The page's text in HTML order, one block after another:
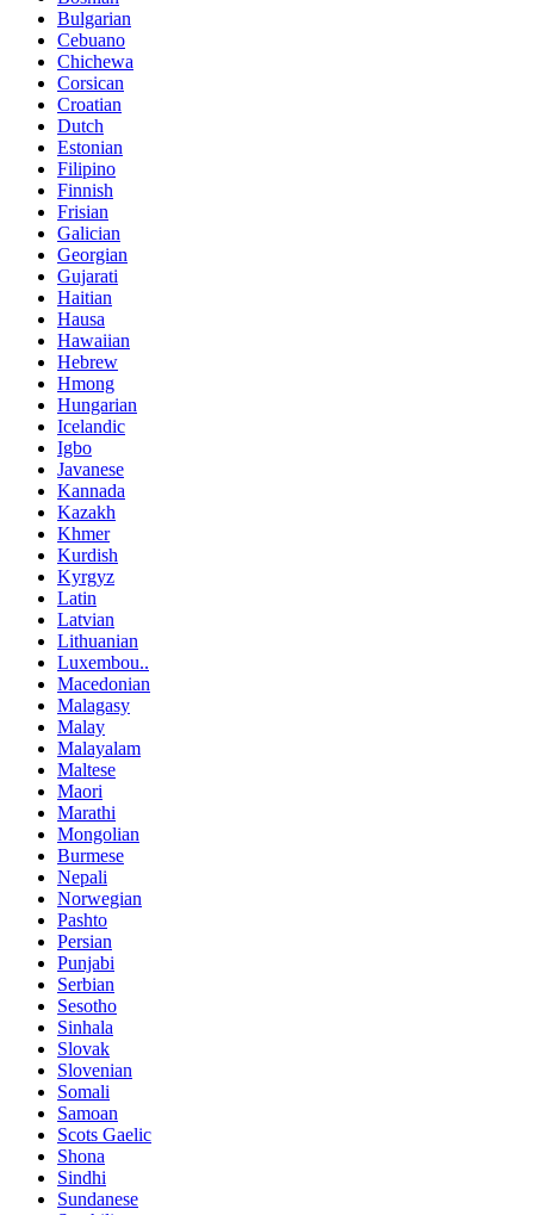
Bulgarian
Cebuano
Chichewa
Corsican
Croatian
Dutch
Estonian
Filipino
Finnish
Frisian
Galician
Georgian
Gujarati
Haitian
Hausa
Hawaiian
Hebrew
Hmong
Hungarian
Icelandic
Igbo
Javanese
Kannada
Kazakh
Khmer
Kurdish
Kyrgyz
Latin
Latvian
Lithuanian
Luxembou..
Macedonian
Malagasy
Malay
Malayalam
Maltese
Maori
Marathi
Mongolian
Burmese
Nepali
Norwegian
Pashto
Persian
Punjabi
Serbian
Sesotho
Sinhala
Slovak
Slovenian
Somali
Samoan
Scots Gaelic
Shona
Sindhi
Sundanese